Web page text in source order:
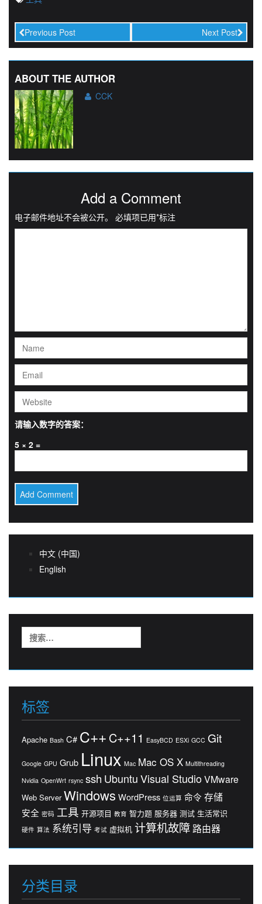
Previous Post Next Post
ABOUT THE AUTHOR
CCK
Add a Comment
电子邮件地址不会被公开。 必填项已用*标注
请输入数字的答案：
5 × 2 =
中文 (中国)
English
索：
标签
Apache Bash C# C++ C++11 EasyBCD ESXi GCC Git
Google GPU Grub Linux Mac Mac OS X Multithreading
Nvidia OpenWrt rsync ssh UbuntuVisual StudioVMware
Web Server Windows WordPress 位运算 命令 存储
安全 密码 工具 开源项目 教育 智力题 服务器 测试 生活常识
硬件 算法 系统引导 考试 虚拟机 计算机故障 路由器
分类目录